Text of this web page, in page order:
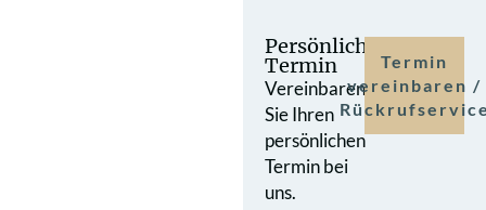
Persönlicher
Termin
Vereinbaren
Sie Ihren
persönlichen
Termin bei
uns.
Termin
vereinbaren /